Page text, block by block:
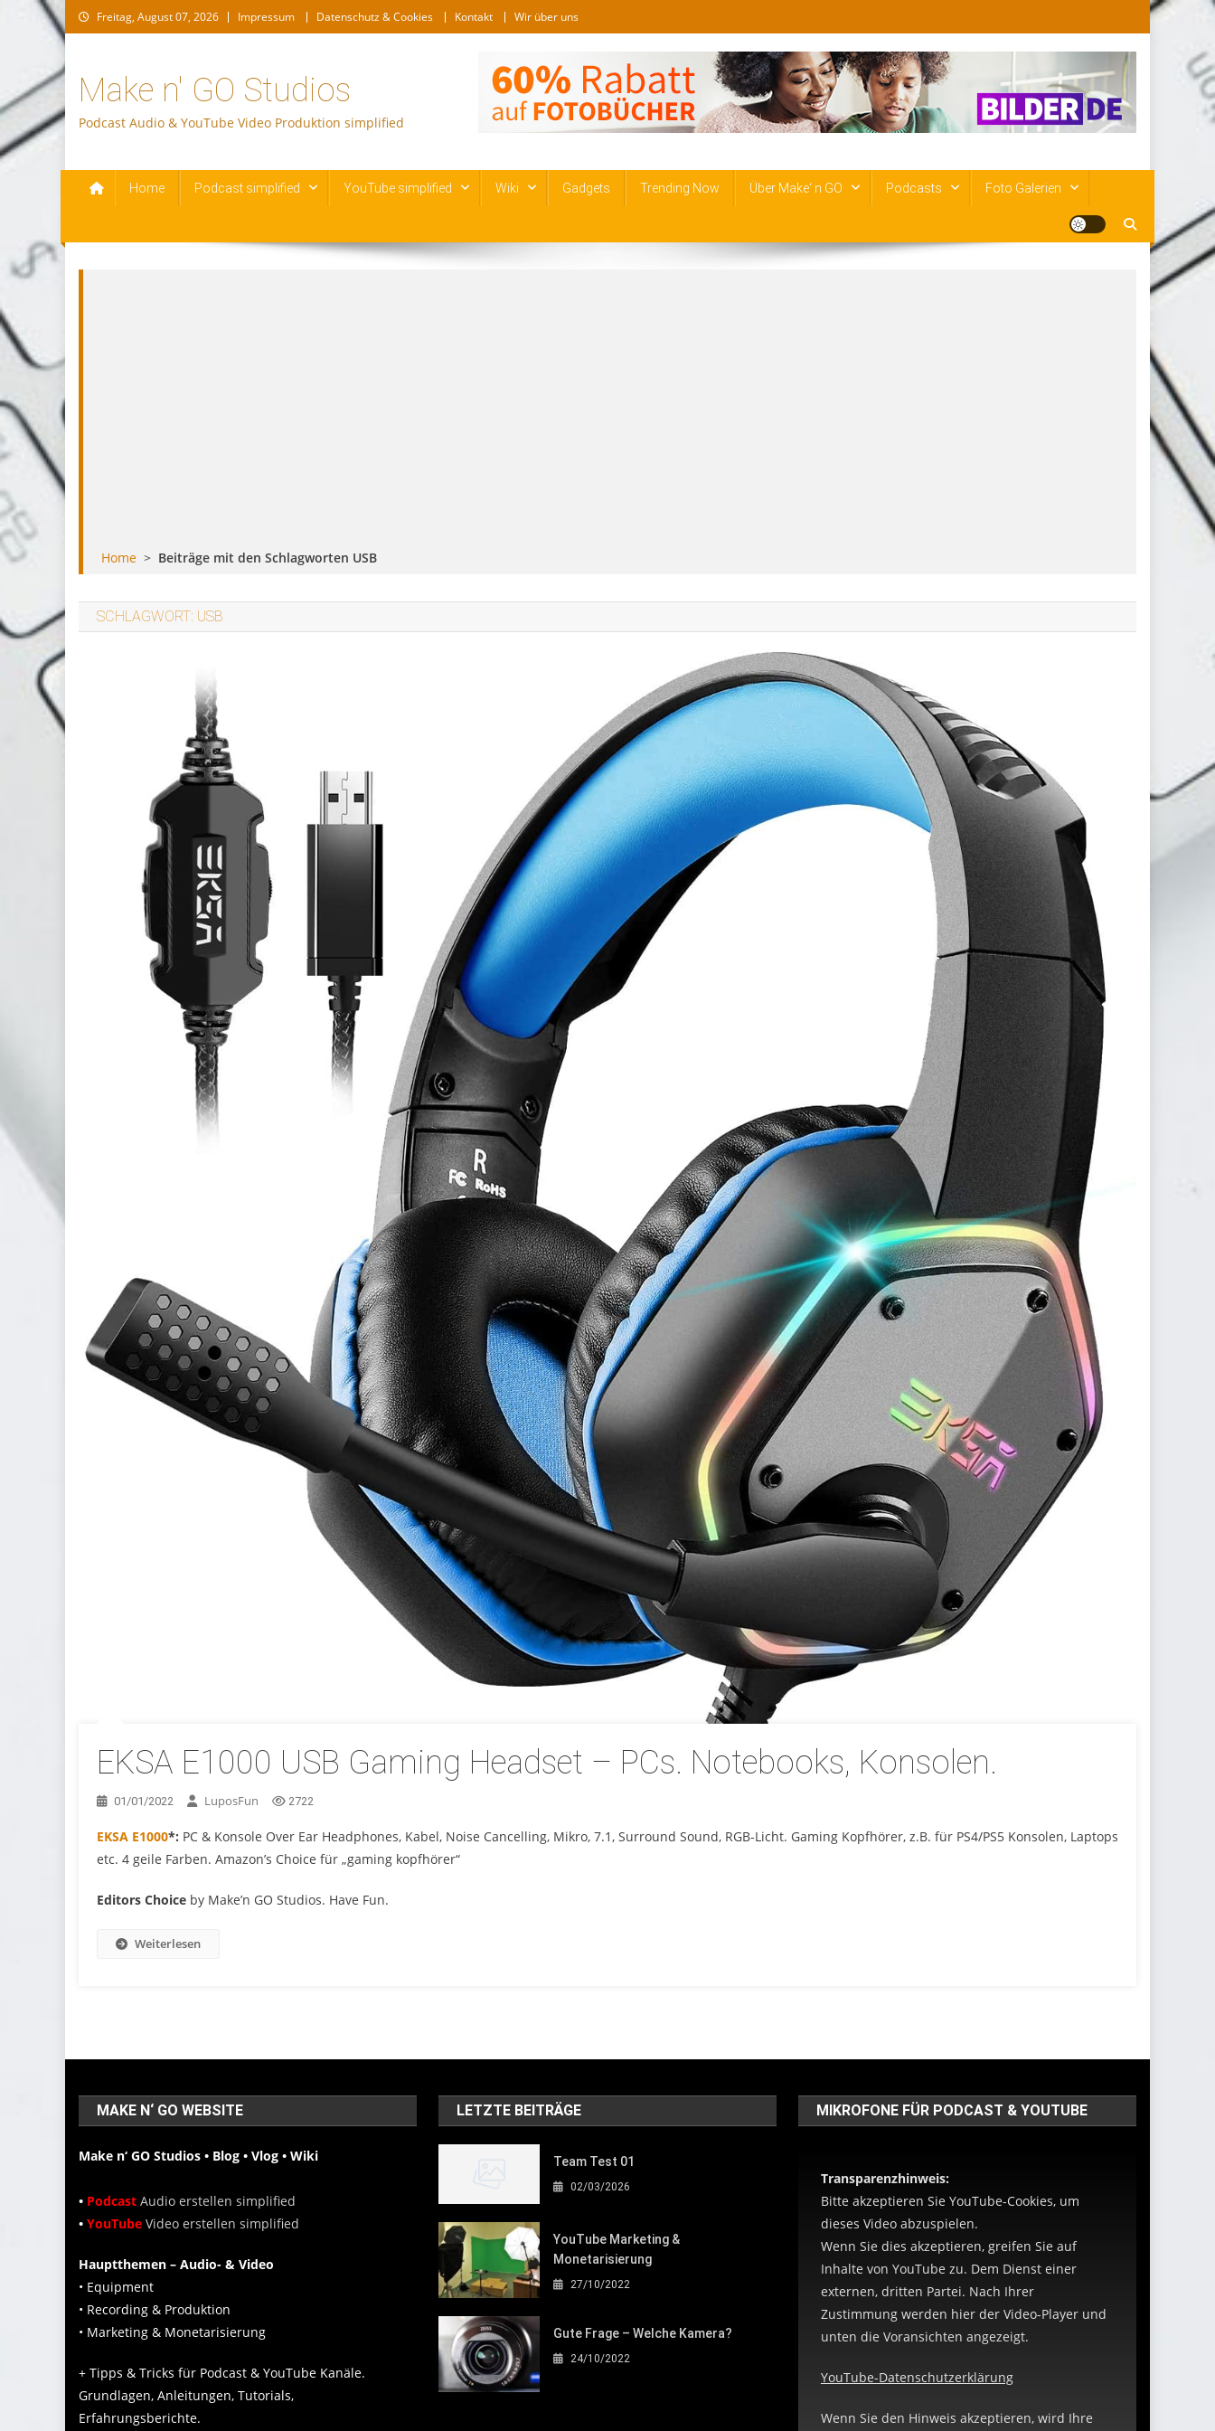
Skip
to
Freitag, August 07, 2026 Impressum Datenschutz & Cookies Kontakt Wir über uns
Make n' GO Studios
Podcast Audio & YouTube Video Produktion simplified
Home Podcast simplified YouTube simplified Wiki Gadgets Trending Now Über Make‘ n GO Podcasts Foto Galerien
Home > Beiträge mit den Schlagworten USB
SCHLAGWORT: USB
EKSA E1000 USB Gaming Headset – PCs. Notebooks, Konsolen.
01/01/2022 LuposFun 2722
EKSA E1000*: PC & Konsole Over Ear Headphones, Kabel, Noise Cancelling, Mikro, 7.1, Surround Sound, RGB-Licht. Gaming Kopfhörer, z.B. für PS4/PS5 Konsolen, Laptops
etc. 4 geile Farben. Amazon’s Choice für „gaming kopfhörer“
Editors Choice by Make’n GO Studios. Have Fun.
Weiterlesen
MAKE N‘ GO WEBSITE
Make n‘ GO Studios • Blog • Vlog • Wiki
• PodcastAudio erstellen simplified
•YouTubeVideo erstellen simplified
Hauptthemen – Audio- & Video
• Equipment
• Recording & Produktion
• Marketing & Monetarisierung
+ Tipps & Tricks für Podcast & YouTube Kanäle.
Grundlagen, Anleitungen, Tutorials,
Erfahrungsberichte.
LETZTE BEITRÄGE
Team Test 01
02/03/2026
YouTube Marketing &
Monetarisierung
27/10/2022
Gute Frage – Welche Kamera?
24/10/2022
MIKROFONE FÜR PODCAST & YOUTUBE
Transparenzhinweis:
Bitte akzeptieren Sie YouTube-Cookies, um
dieses Video abzuspielen.
Wenn Sie dies akzeptieren, greifen Sie auf
Inhalte von YouTube zu. Dem Dienst einer
externen, dritten Partei. Nach Ihrer
Zustimmung werden hier der Video-Player und
unten die Voransichten angezeigt.
YouTube-Datenschutzerklärung
Wenn Sie den Hinweis akzeptieren, wird Ihre